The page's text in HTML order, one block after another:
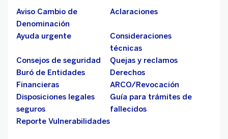
Aviso Cambio de
Denominación
Aclaraciones
Ayuda urgente
Consideraciones
técnicas
Consejos de seguridad
Quejas y reclamos
Buró de Entidades
Financieras
Derechos
ARCO/Revocación
Disposiciones legales
seguros
Guía para trámites de
fallecidos
Reporte Vulnerabilidades